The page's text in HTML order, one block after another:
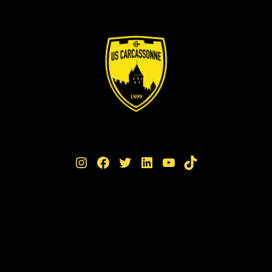
Instagram Facebook Twitter LinkedIn YouTube TikTok